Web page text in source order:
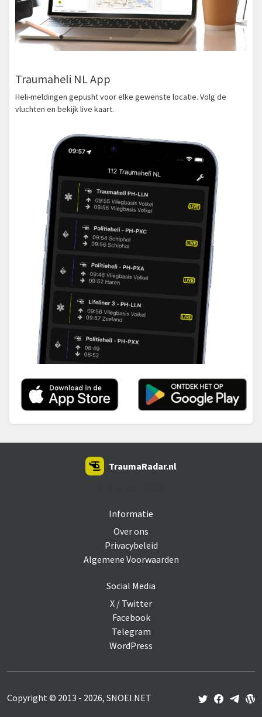
Traumaheli NL App
Heli-meldingen gepusht voor elke gewenste locatie. Volg de
vluchten en bekijk live kaart.
Informatie
Over ons
Privacybeleid
Algemene Voorwaarden
Social Media
X / Twitter
Facebook
Telegram
WordPress
TraumaRadar.nl
Copyright © 2013 - 2026, SNOEI.NET